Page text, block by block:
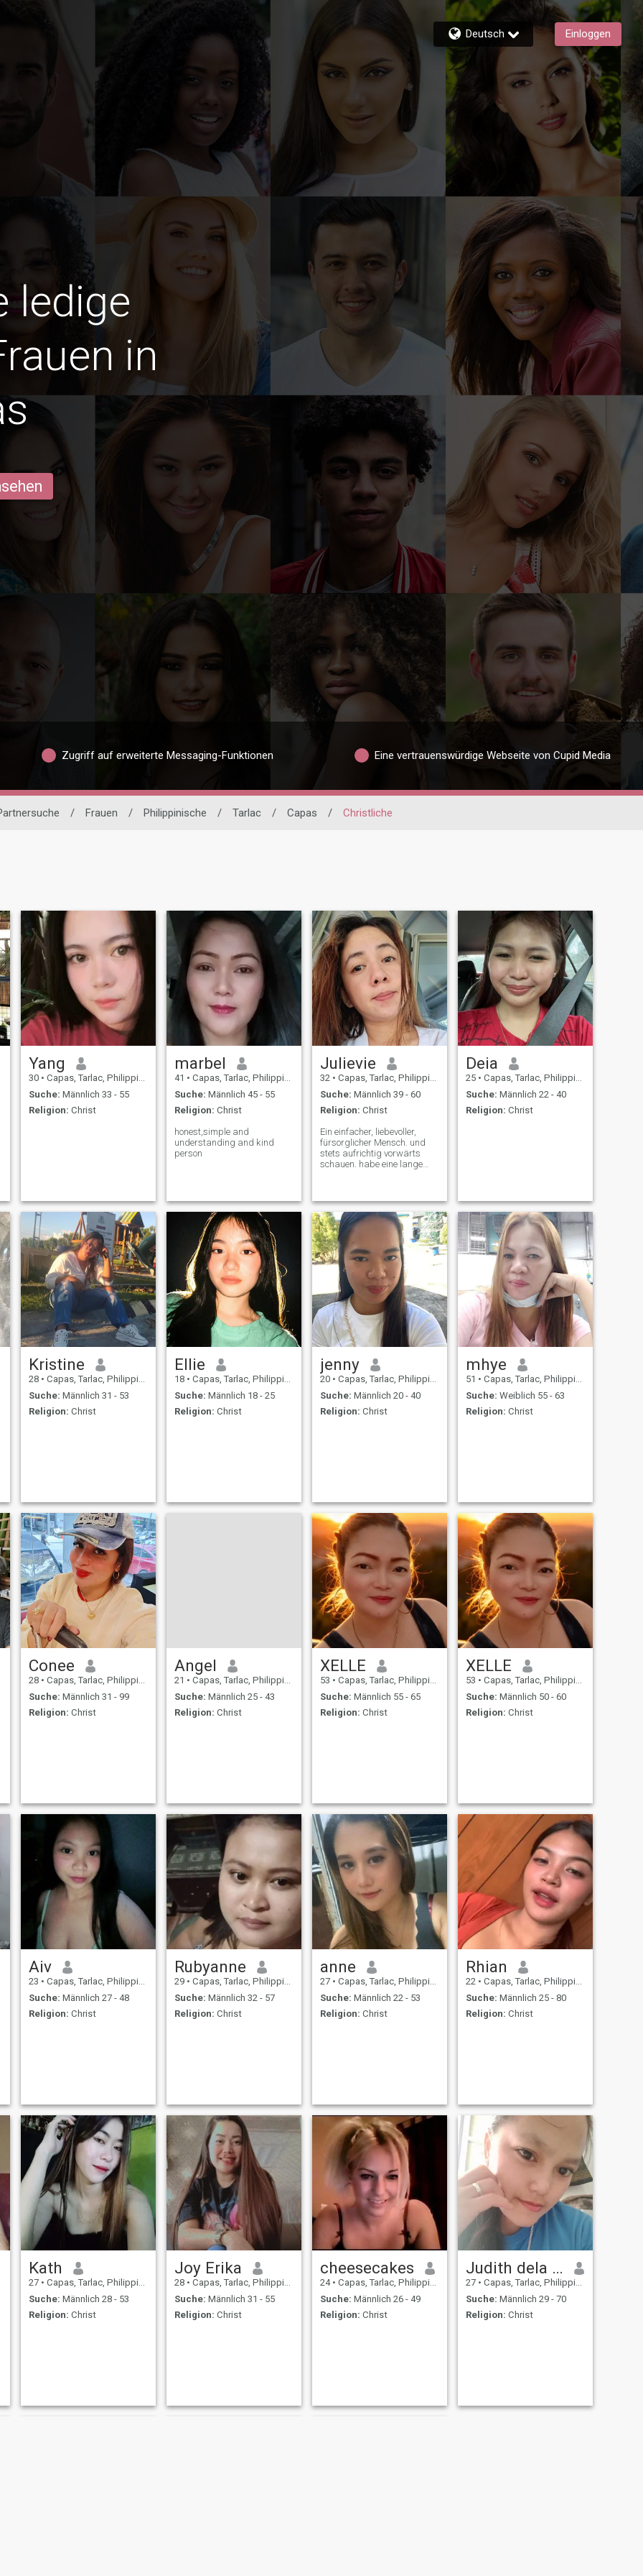
Deutsch Einloggen
ledige
in
Zugriff auf erweiterte Messaging-Funktionen Eine vertrauenswürdige Webseite von Cupid Media
/ Frauen / Philippinische / Tarlac / Capas / Christliche
Yang
30 • Capas, Tarlac, Philippinen
Suche: Männlich 33 - 55
Religion: Christ
marbel
41 • Capas, Tarlac, Philippinen
Suche: Männlich 45 - 55
Religion: Christ
honest,simple and
understanding and kind
person
Julievie
32 • Capas, Tarlac, Philippinen
Suche: Männlich 39 - 60
Religion: Christ
Ein einfacher, liebevoller,
fürsorglicher Mensch. und
stets aufrichtig vorwärts
schauen. habe eine lange
Deia
25 • Capas, Tarlac, Philippinen
Suche: Männlich 22 - 40
Religion: Christ
Kristine
28 • Capas, Tarlac, Philippinen
Suche: Männlich 31 - 53
Religion: Christ
Ellie
18 • Capas, Tarlac, Philippinen
Suche: Männlich 18 - 25
Religion: Christ
jenny
20 • Capas, Tarlac, Philippinen
Suche: Männlich 20 - 40
Religion: Christ
mhye
51 • Capas, Tarlac, Philippinen
Suche: Weiblich 55 - 63
Religion: Christ
Conee
28 • Capas, Tarlac, Philippinen
Suche: Männlich 31 - 99
Religion: Christ
Angel
21 • Capas, Tarlac, Philippinen
Suche: Männlich 25 - 43
Religion: Christ
XELLE
53 • Capas, Tarlac, Philippinen
Suche: Männlich 55 - 65
Religion: Christ
XELLE
53 • Capas, Tarlac, Philippinen
Suche: Männlich 50 - 60
Religion: Christ
Aiv
23 • Capas, Tarlac, Philippinen
Suche: Männlich 27 - 48
Religion: Christ
Rubyanne
29 • Capas, Tarlac, Philippinen
Suche: Männlich 32 - 57
Religion: Christ
anne
27 • Capas, Tarlac, Philippinen
Suche: Männlich 22 - 53
Religion: Christ
Rhian
22 • Capas, Tarlac, Philippinen
Suche: Männlich 25 - 80
Religion: Christ
Kath
27 • Capas, Tarlac, Philippinen
Suche: Männlich 28 - 53
Religion: Christ
Joy Erika
28 • Capas, Tarlac, Philippinen
Suche: Männlich 31 - 55
Religion: Christ
cheesecakes
24 • Capas, Tarlac, Philippinen
Suche: Männlich 26 - 49
Religion: Christ
Judith dela peña
27 • Capas, Tarlac, Philippinen
Suche: Männlich 29 - 70
Religion: Christ